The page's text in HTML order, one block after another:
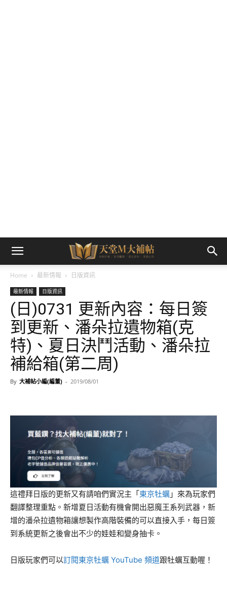
Home 最新情報 日版資訊
最新情報 日版資訊
(日)0731 更新內容：每日簽
到更新、潘朵拉遺物箱(克
特)、夏日決鬥活動、潘朵拉
補給箱(第二周)
By 大補帖小編(編董) - 2019/08/01
這禮拜日版的更新又有請咱們實況主「東京牡蠣 」來為玩家們
翻譯整理重點。新增夏日活動有機會開出惡魔王系列武器，新
增的潘朵拉遺物箱讓想製作高階裝備的可以直接入手，每日簽
到系統更新之後會出不少的娃娃和變身抽卡。
日版玩家們可以訂閱東京牡蠣 YouTube 頻道跟牡蠣互動喔！